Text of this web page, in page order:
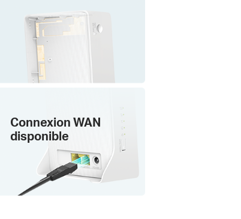
Connexion WAN
disponible